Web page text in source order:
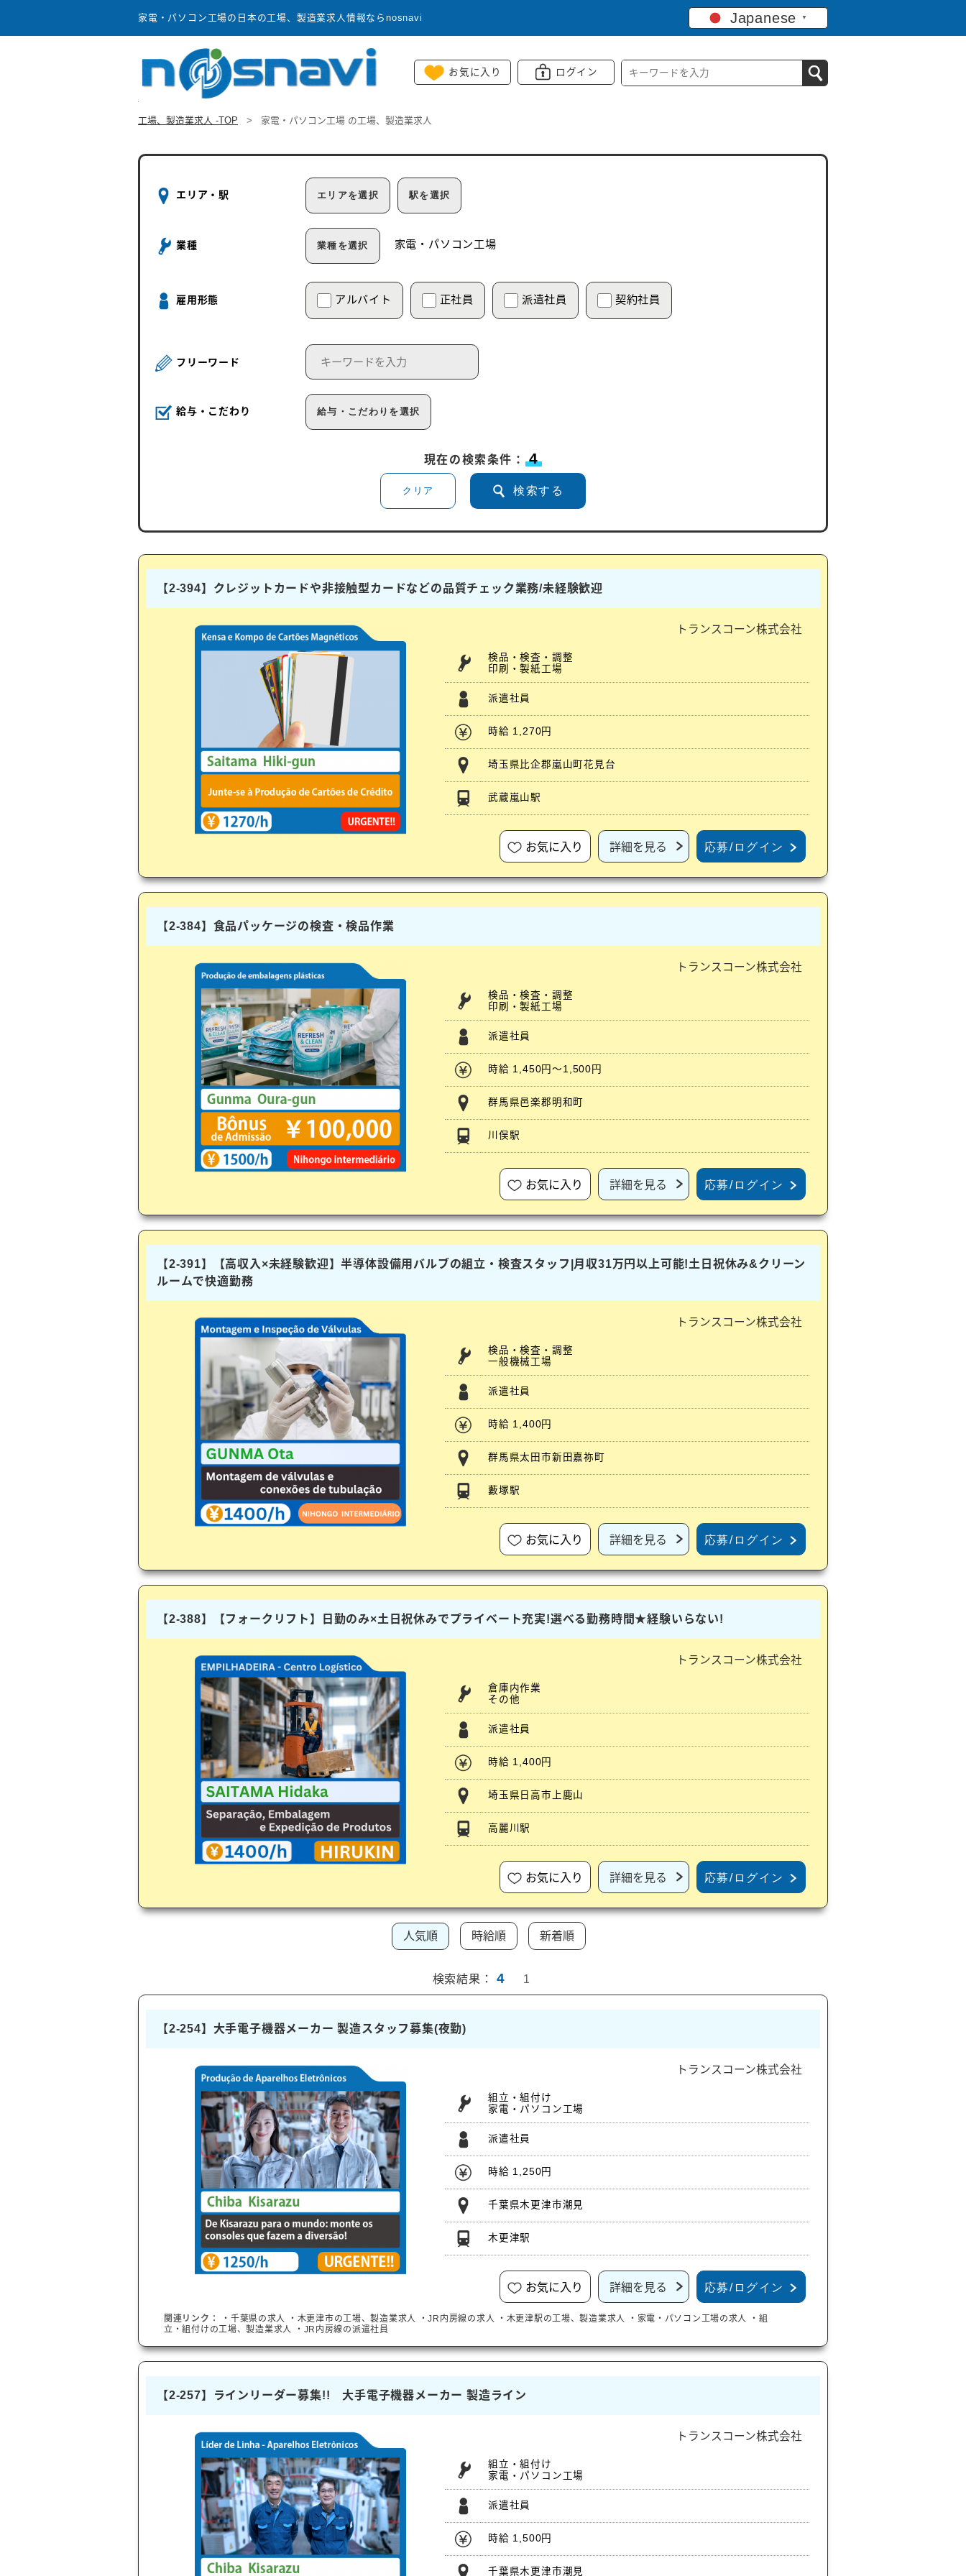
家電・パソコン工場の日本の工場、製造業求人情報ならnosnavi Japanese ▼
お気に入り ログイン
工場、製造業求人 -TOP > 家電・パソコン工場 の工場、製造業求人
エリア・駅 エリアを選択 駅を選択
業種 業種を選択 家電・パソコン工場
雇用形態 アルバイト 正社員 派遣社員 契約社員
フリーワード
給与・こだわり 給与・こだわりを選択
現在の検索条件： 4
クリア 検索する
【2-394】クレジットカードや非接触型カードなどの品質チェック業務/未経験歓迎
トランスコーン株式会社
検品・検査・調整
印刷・製紙工場
派遣社員
時給 1,270円
埼玉県比企郡嵐山町花見台
武蔵嵐山駅
お気に入り 詳細を見る 応募/ログイン
【2-384】食品パッケージの検査・検品作業
トランスコーン株式会社
検品・検査・調整
印刷・製紙工場
派遣社員
時給 1,450円～1,500円
群馬県邑楽郡明和町
川俣駅
お気に入り 詳細を見る 応募/ログイン
【2-391】【高収入×未経験歓迎】半導体設備用バルブの組立・検査スタッフ|月収31万円以上可能!土日祝休み&クリーン
ルームで快適勤務
トランスコーン株式会社
検品・検査・調整
一般機械工場
派遣社員
時給 1,400円
群馬県太田市新田嘉祢町
藪塚駅
お気に入り 詳細を見る 応募/ログイン
【2-388】【フォークリフト】日勤のみ×土日祝休みでプライベート充実!選べる勤務時間★経験いらない!
トランスコーン株式会社
倉庫内作業
その他
派遣社員
時給 1,400円
埼玉県日高市上鹿山
高麗川駅
お気に入り 詳細を見る 応募/ログイン
人気順 時給順 新着順
検索結果： 4 1
【2-254】大手電子機器メーカー 製造スタッフ募集(夜勤)
トランスコーン株式会社
組立・組付け
家電・パソコン工場
派遣社員
時給 1,250円
千葉県木更津市潮見
木更津駅
お気に入り 詳細を見る 応募/ログイン
関連リンク： ・ 千葉県の求人 ・ 木更津市の工場、製造業求人 ・JR内房線 の求人 ・ 木更津駅 の工場、製造業求人 ・家電・パソコン工場の求人
・組
立・組付けの工場、製造業求人
・ JR内房線 の派遣社員
【2-257】ラインリーダー募集!! 大手電子機器メーカー 製造ライン
トランスコーン株式会社
組立・組付け
家電・パソコン工場
派遣社員
時給 1,500円
千葉県木更津市潮見